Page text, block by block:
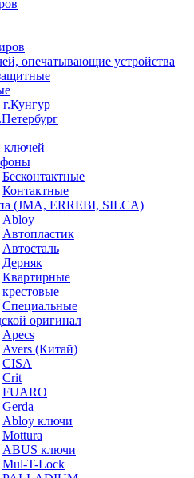
опечатывающие устройства
ключей
Бесконтактные
Контактные
(JMA, ERREBI, SILCA)
Abloy
Автопластик
Автосталь
Дерняк
Квартирные
крестовые
Специальные
оригинал
Apecs
Avers (Китай)
CISA
Crit
FUARO
Gerda
Abloy ключи
Mottura
ABUS ключи
Mul-T-Lock